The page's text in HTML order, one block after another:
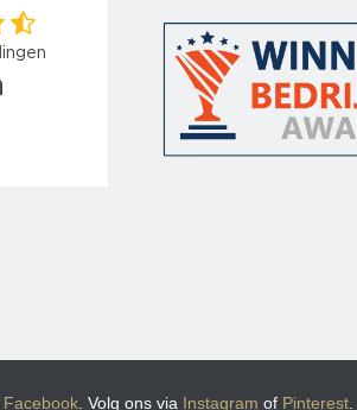
Facebook . Volg ons via Instagram of Pinterest